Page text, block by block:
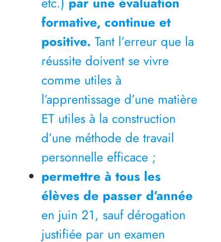
formative, continue et
positive. Tant l’erreur que la
réussite doivent se vivre
comme utiles à
l’apprentissage d’une matière
ET utiles à la construction
d’une méthode de travail
personnelle efficace ;
permettre à tous les
élèves de passer d’année
en juin 21, sauf dérogation
justifiée par un examen